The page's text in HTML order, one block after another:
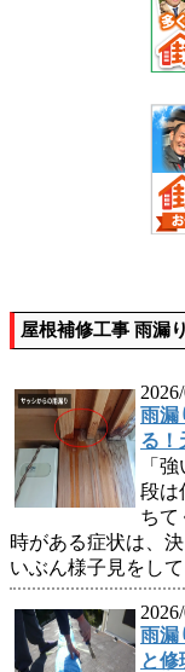
屋根補修工事 雨漏
雨漏
る！
「
段は
ち
時がある症状は、
いぶん様子見をし
雨漏
と修